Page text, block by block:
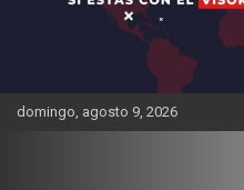
domingo, agosto 9, 2026